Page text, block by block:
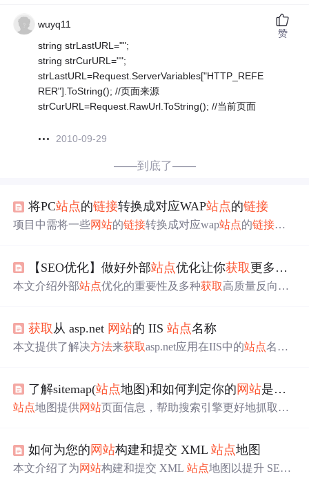
wuyq11
string strLastURL="";
string strCurURL="";
strLastURL=Request.ServerVariables["HTTP_REFE
RER"].ToString(); //页面来源
strCurURL=Request.RawUrl.ToString(); //当前页面
2010-09-29
赞
——到底了——
将PC站点的链接转换成对应WAP站点的链接
项目中需将一些网站的链接转换成对应wap站点的链接，
【SEO优化】做好外部站点优化让你获取更多 链接
本文介绍外部站点优化的重要性及多种获取高质量反向 链
获取 从 asp.net 网站的 IIS站点名称
本文提供了解决方法来获取asp.net应用在IIS中的站点名
了解sitemap(站点地图)和如何判定你的 网站是否需要提交
站点地图提供网站页面信息，帮助搜索引擎更好地抓取。
站或有大量视频、图片内容的站，提交站点地图可提高被
发现和索引的概率。
如何为您的 网站构建和提交 XML站点地图
本文介绍了为网站构建和提交 XML站点地图以提升 SEO